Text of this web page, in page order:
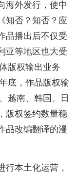
海外发行，使中
知否？知否？应
品播出后不仅受
亚等地区也大受
版权输出业务
底，作品版权输
越南、韩国、日
版权签约数量稳
品改编翻译的漫
行本土化运营，